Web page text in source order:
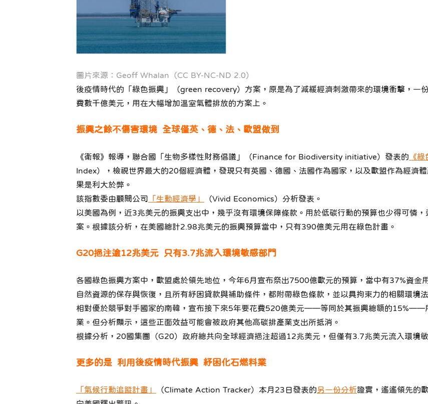
圖片來源：Geoff Whalan（CC BY-NC-ND 2.0）
後疫情時代的「綠色振興」（green recovery）方案，原是為了減緩經濟刺激帶來的環境衝擊，一
費數千億美元，用在大幅增加溫室氣體排放的方案上。
振興之餘不傷害環境 全球僅英、德、法、歐盟做到
《衛報》報導，聯合國「生物多樣性財務倡議」（Finance for Biodiversity initiative）發表的 《
Index），檢視世界最大的20個經濟體，發現只有英國、德國、法國作為國家，以及歐盟作為經濟
果是利大於弊。
該指數委由顧問公司 「生動經濟學」
（Vivid Economics）分析發表。
以美國為例，近3兆美元的振興支出中，幾乎沒有環境保障條款。用於低碳行動的預算也少得可憐
案。根據該分析，在美國總計2.98兆美元的振興預算當中，只有390億美元用在綠色計畫。
G20挹注逾12兆美元 只有3.7兆流入環境敏感部門
各國綠色振興方案中，歐盟處於領先地位，今年6月宣布祭出7500億歐元的預算，當中有37%資金
自然資源的保存與恢復，且所有紓困貸款與補助條件，都附帶綠色條款，並以具拘束力的相關環境
相對優於競爭對手國家的南韓，宣布接下來5年要花費520億美元——等同於其振興總額的15%——
業。但分析顯示，這些正面效益可能會被政府其他高碳排產業支出所抵消。
根據分析，20國集團（G20）政府總共向全球經濟挹注超過12兆美元，但僅有3.7兆美元流入環境
更多的是 利用後疫情時代振興 紓困化石燃料業
「氣候行動追蹤計畫」 （Climate Action Tracker）本月23日發表的另一份分析證實，遙遙領先的